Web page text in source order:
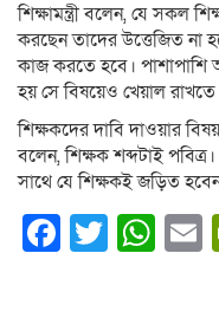
শিক্ষামন্ত্রী বলেন, যে সকল
করছেন তাদের উত্তেজিত না
কাজ করতে হবে। পাশাপাশি
হয় সে বিষয়েও খেয়াল
শিক্ষকদের দাবি দাওয়ার
বলেন, শিক্ষক শব্দটাই
সাথে যে শিক্ষকই জড়িত